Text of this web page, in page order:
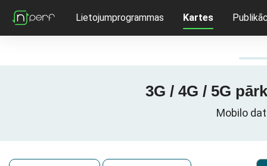
Lietojumprogrammas Kartes
3G / 4G / 5G
Mobilo